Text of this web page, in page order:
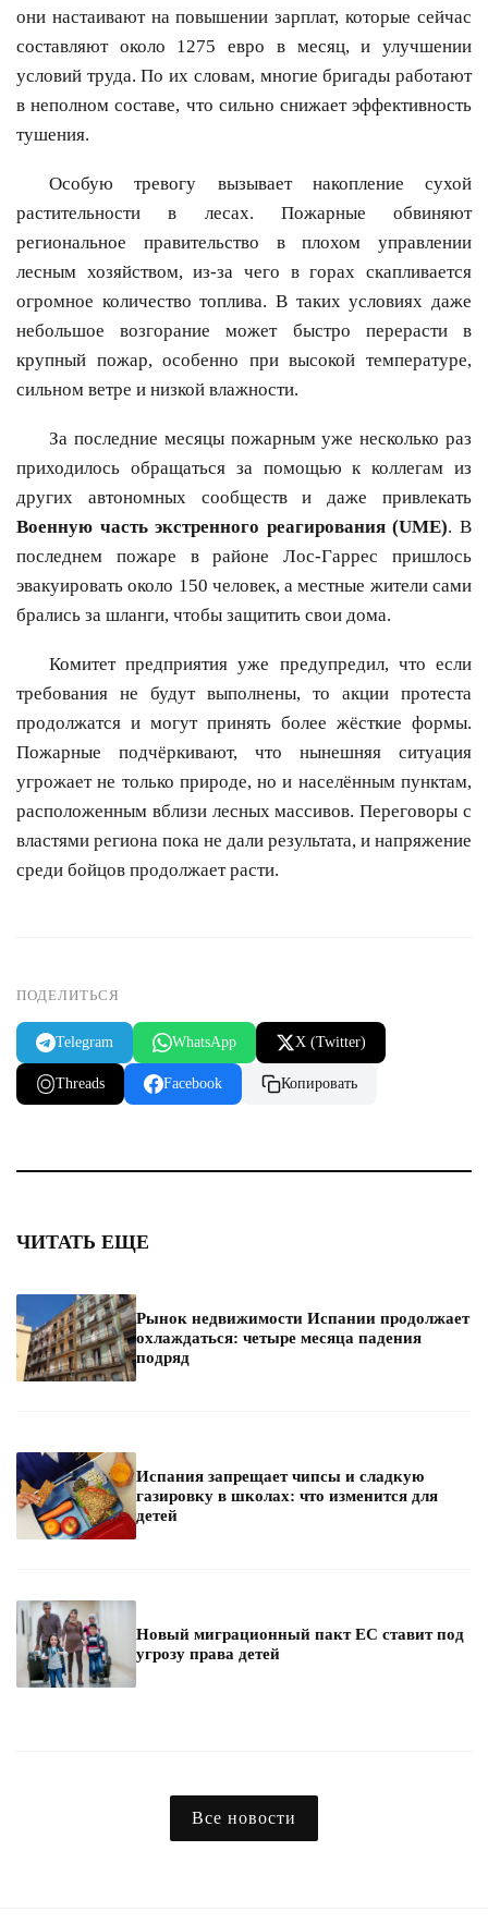
они настаивают на повышении зарплат, которые сейчас
составляют около 1275 евро в месяц, и улучшении
условий труда. По их словам, многие бригады работают
в неполном составе, что сильно снижает эффективность
тушения.
Особую тревогу вызывает накопление сухой
растительности в лесах. Пожарные обвиняют
региональное правительство в плохом управлении
лесным хозяйством, из-за чего в горах скапливается
огромное количество топлива. В таких условиях даже
небольшое возгорание может быстро перерасти в
крупный пожар, особенно при высокой температуре,
сильном ветре и низкой влажности.
За последние месяцы пожарным уже несколько раз
приходилось обращаться за помощью к коллегам из
других автономных сообществ и даже привлекать
Военную часть экстренного реагирования (UME). В
последнем пожаре в районе Лос-Гаррес пришлось
эвакуировать около 150 человек, а местные жители сами
брались за шланги, чтобы защитить свои дома.
Комитет предприятия уже предупредил, что если
требования не будут выполнены, то акции протеста
продолжатся и могут принять более жёсткие формы.
Пожарные подчёркивают, что нынешняя ситуация
угрожает не только природе, но и населённым пунктам,
расположенным вблизи лесных массивов. Переговоры с
властями региона пока не дали результата, и напряжение
среди бойцов продолжает расти.
ПОДЕЛИТЬСЯ
Telegram WhatsApp X (Twitter)
Threads Facebook Копировать
ЧИТАТЬ ЕЩЕ
Рынок недвижимости Испании продолжает
охлаждаться: четыре месяца падения
подряд
Испания запрещает чипсы и сладкую
газировку в школах: что изменится для
детей
Новый миграционный пакт ЕС ставит под
угрозу права детей
Все новости